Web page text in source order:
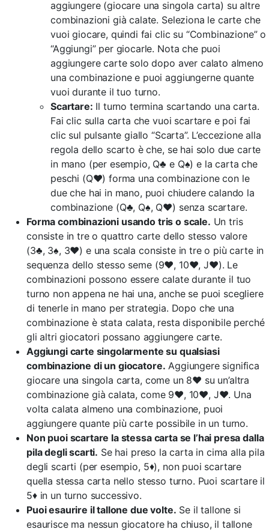
aggiungere (giocare una singola carta) su altre
combinazioni già calate. Seleziona le carte che
vuoi giocare, quindi fai clic su “Combinazione” o
“Aggiungi” per giocarle. Nota che puoi
aggiungere carte solo dopo aver calato almeno
una combinazione e puoi aggiungerne quante
vuoi durante il tuo turno.
Scartare: Il turno termina scartando una carta.
Fai clic sulla carta che vuoi scartare e poi fai
clic sul pulsante giallo “Scarta”. L’eccezione alla
regola dello scarto è che, se hai solo due carte
in mano (per esempio, Q♣ e Q♠) e la carta che
peschi (Q♥) forma una combinazione con le
due che hai in mano, puoi chiudere calando la
combinazione (Q♣, Q♠, Q♥) senza scartare.
Forma combinazioni usando tris o scale. Un tris
consiste in tre o quattro carte dello stesso valore
(3♣, 3♠, 3♥) e una scala consiste in tre o più carte in
sequenza dello stesso seme (9♥, 10♥, J♥). Le
combinazioni possono essere calate durante il tuo
turno non appena ne hai una, anche se puoi scegliere
di tenerle in mano per strategia. Dopo che una
combinazione è stata calata, resta disponibile perché
gli altri giocatori possano aggiungere carte.
Aggiungi carte singolarmente su qualsiasi
combinazione di un giocatore. Aggiungere significa
giocare una singola carta, come un 8♥ su un’altra
combinazione già calata, come 9♥, 10♥, J♥. Una
volta calata almeno una combinazione, puoi
aggiungere quante più carte possibile in un turno.
Non puoi scartare la stessa carta se l’hai presa dalla
pila degli scarti. Se hai preso la carta in cima alla pila
degli scarti (per esempio, 5♦), non puoi scartare
quella stessa carta nello stesso turno. Puoi scartare il
5♦ in un turno successivo.
Puoi esaurire il tallone due volte. Se il tallone si
esaurisce ma nessun giocatore ha chiuso, il tallone